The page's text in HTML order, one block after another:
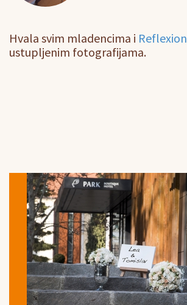
Hvala svim mladencima i Reflexion
ustupljenim fotografijama.